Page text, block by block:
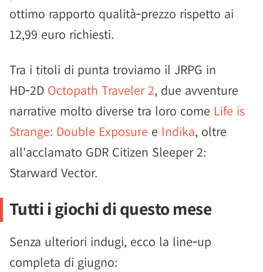
ottimo rapporto qualità‑prezzo rispetto ai
12,99 euro richiesti.
Tra i titoli di punta troviamo il JRPG in
HD‑2D Octopath Traveler 2, due avventure
narrative molto diverse tra loro come Life is
Strange: Double Exposure e Indika, oltre
all'acclamato GDR Citizen Sleeper 2:
Starward Vector.
Tutti i giochi di questo mese
Senza ulteriori indugi, ecco la line‑up
completa di giugno: